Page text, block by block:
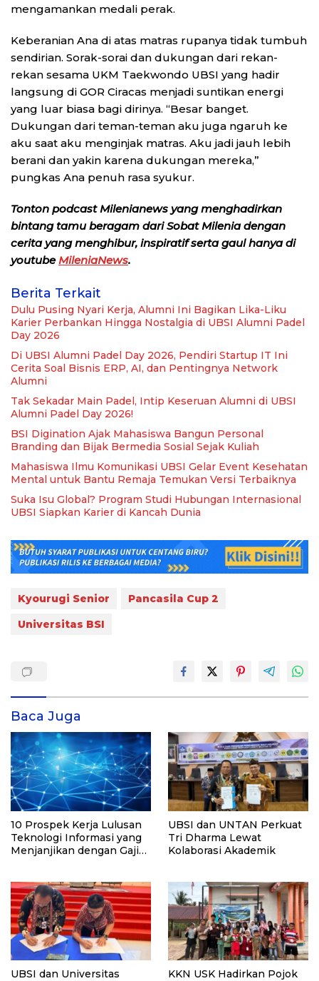
mengamankan medali perak.
Keberanian Ana di atas matras rupanya tidak tumbuh
sendirian. Sorak-sorai dan dukungan dari rekan-
rekan sesama UKM Taekwondo UBSI yang hadir
langsung di GOR Ciracas menjadi suntikan energi
yang luar biasa bagi dirinya. “Besar banget.
Dukungan dari teman-teman aku juga ngaruh ke
aku saat aku menginjak matras. Aku jadi jauh lebih
berani dan yakin karena dukungan mereka,”
pungkas Ana penuh rasa syukur.
Tonton podcast Milenianews yang menghadirkan
bintang tamu beragam dari Sobat Milenia dengan
cerita yang menghibur, inspiratif serta gaul hanya di
youtubeMileniaNews.
Berita Terkait
Dulu Pusing Nyari Kerja, Alumni Ini Bagikan Lika-Liku
Karier Perbankan Hingga Nostalgia di UBSI Alumni Padel
Day 2026
Di UBSI Alumni Padel Day 2026, Pendiri Startup IT Ini
Cerita Soal Bisnis ERP, AI, dan Pentingnya Network
Alumni
Tak Sekadar Main Padel, Intip Keseruan Alumni di UBSI
Alumni Padel Day 2026!
BSI Digination Ajak Mahasiswa Bangun Personal
Branding dan Bijak Bermedia Sosial Sejak Kuliah
Mahasiswa Ilmu Komunikasi UBSI Gelar Event Kesehatan
Mental untuk Bantu Remaja Temukan Versi Terbaiknya
Suka Isu Global? Program Studi Hubungan Internasional
UBSI Siapkan Karier di Kancah Dunia
Kyourugi Senior
Pancasila Cup 2
Universitas BSI
Baca Juga
10 Prospek Kerja Lulusan
Teknologi Informasi yang
Menjanjikan dengan Gaji
UBSI dan UNTAN Perkuat
Tri Dharma Lewat
Kolaborasi Akademik
UBSI dan Universitas
KKN USK Hadirkan Pojok